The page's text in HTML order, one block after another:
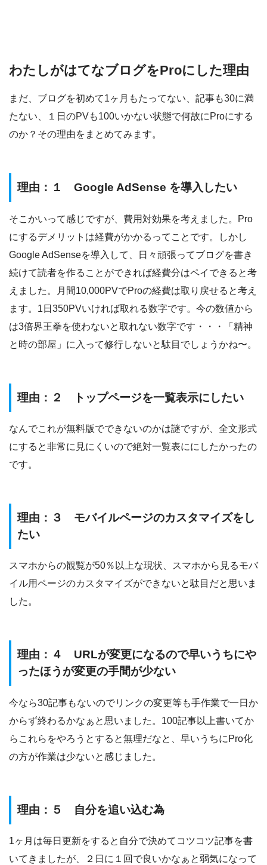
わたしがはてなブログをProにした理由
まだ、ブログを初めて1ヶ月もたってない、記事も30に満
たない、１日のPVも100いかない状態で何故にProにする
のか？その理由をまとめてみます。
理由：１ Google AdSense を導入したい
そこかいって感じですが、費用対効果を考えました。Pro
にするデメリットは経費がかかるってことです。しかし
Google AdSenseを導入して、日々頑張ってブログを書き
続けて読者を作ることができれば経費分はペイできると考
えました。月間10,000PVでProの経費は取り戻せると考え
ます。1日350PVいければ取れる数字です。今の数値から
は3倍界王拳を使わないと取れない数字です・・・「精神
と時の部屋」に入って修行しないと駄目でしょうかね〜。
理由：２ トップページを一覧表示にしたい
なんでこれが無料版でできないのかは謎ですが、全文形式
にすると非常に見にくいので絶対一覧表ににしたかったの
です。
理由：３ モバイルページのカスタマイズをし
たい
スマホからの観覧が50％以上な現状、スマホから見るモバ
イル用ページのカスタマイズができないと駄目だと思いま
した。
理由：４ URLが変更になるので早いうちにや
ったほうが変更の手間が少ない
今なら30記事もないのでリンクの変更等も手作業で一日か
からず終わるかなぁと思いました。100記事以上書いてか
らこれらをやろうとすると無理だなと、早いうちにPro化
の方が作業は少ないと感じました。
理由：５ 自分を追い込む為
1ヶ月は毎日更新をすると自分で決めてコツコツ記事を書
いてきましたが、２日に１回で良いかなぁと弱気になって